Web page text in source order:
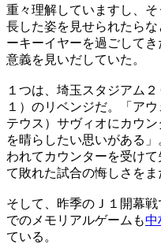
重々理解していますし、
長した姿を見せられたら
ーキーイヤーを過ごしてき
意義を見いだしていた。
１つは、埼玉スタジアム
１）のリベンジだ。「ア
テウス）サヴィオにカウ
を晴らしたい思いがある」
われてカウンターを受け
て敗れた試合の悔しさをま
そして、昨季のＪ１開幕
でのメモリアルゲームも中
ている。